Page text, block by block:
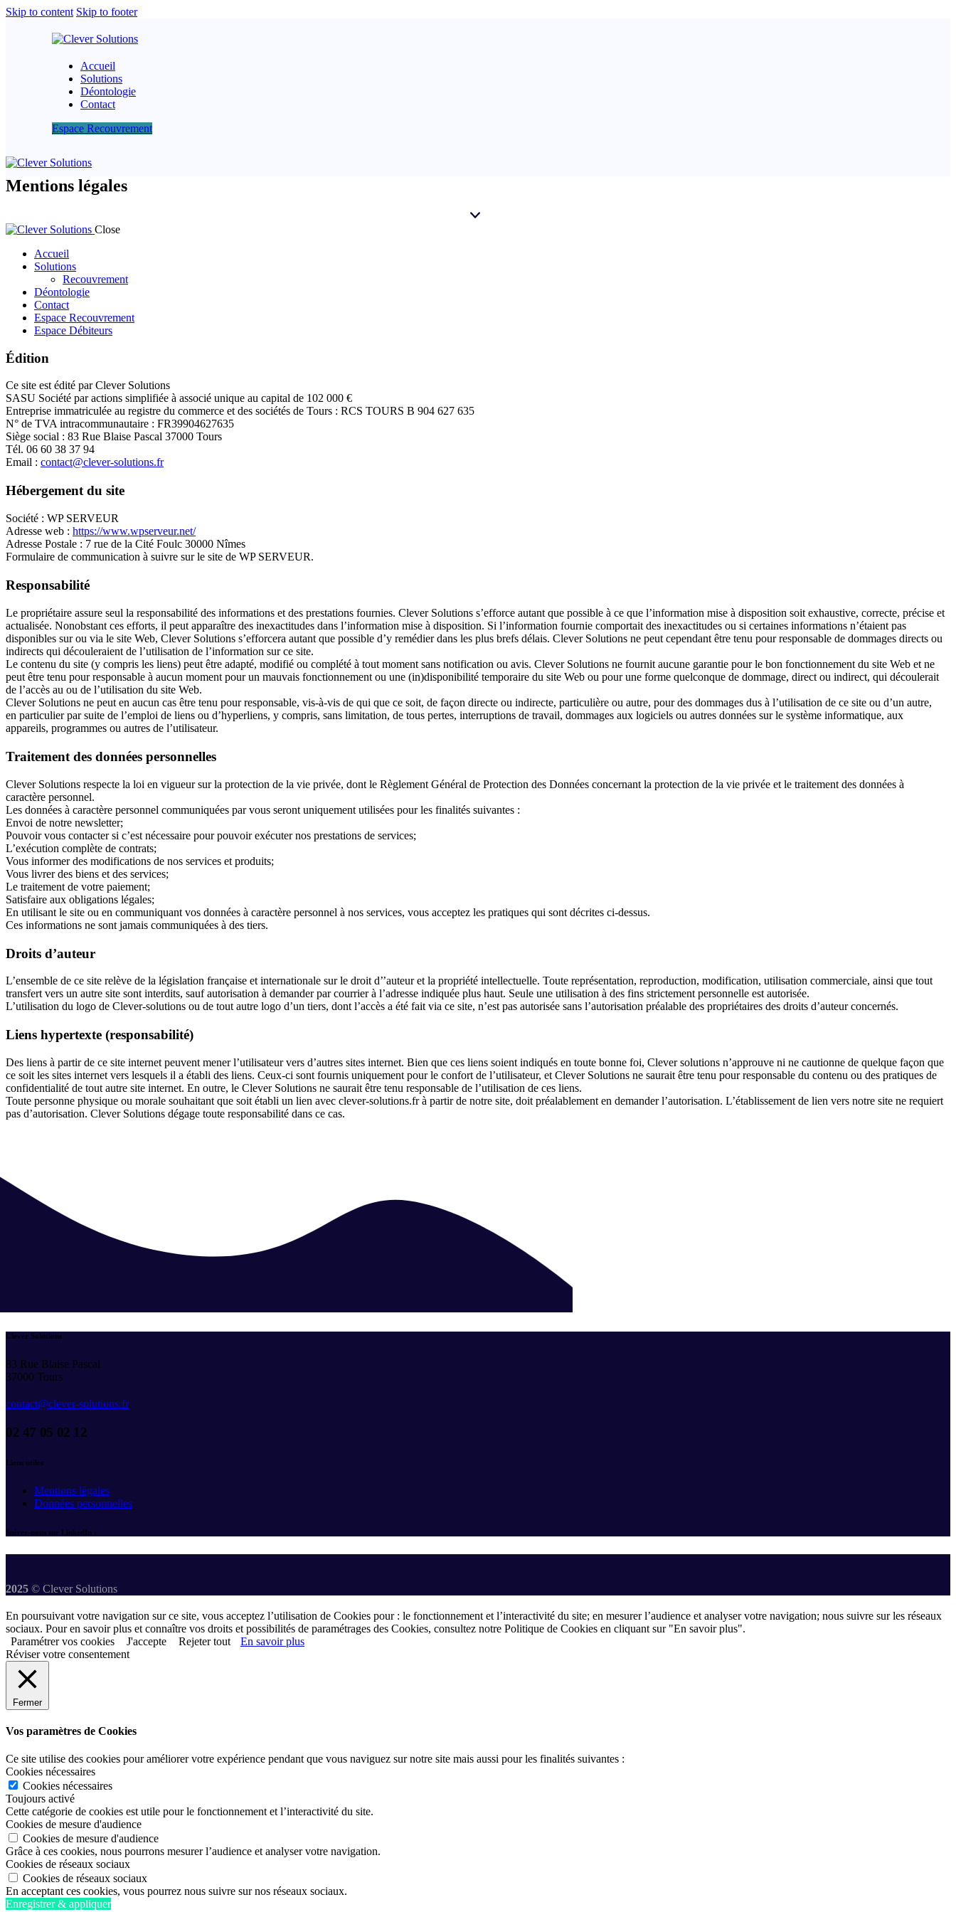
Skip to content Skip to footer
Accueil
Solutions
Déontologie
Contact
Espace Recouvrement
Mentions légales
Close
Accueil
Solutions
Recouvrement
Déontologie
Contact
Espace Recouvrement
Espace Débiteurs
Édition
Ce site est édité par Clever Solutions
SASU Société par actions simplifiée à associé unique au capital de 102 000 €
Entreprise immatriculée au registre du commerce et des sociétés de Tours : RCS TOURS B 904 627 635
N° de TVA intracommunautaire : FR39904627635
Siège social : 83 Rue Blaise Pascal 37000 Tours
Tél. 06 60 38 37 94
Email : contact@clever-solutions.fr
Hébergement du site
Société : WP SERVEUR
Adresse web : https://www.wpserveur.net/
Adresse Postale : 7 rue de la Cité Foulc 30000 Nîmes
Formulaire de communication à suivre sur le site de WP SERVEUR.
Responsabilité
Le propriétaire assure seul la responsabilité des informations et des prestations fournies. Clever Solutions s’efforce autant que possible à ce que l’information mise à disposition soit exhaustive, correcte, précise et
actualisée. Nonobstant ces efforts, il peut apparaître des inexactitudes dans l’information mise à disposition. Si l’information fournie comportait des inexactitudes ou si certaines informations n’étaient pas
disponibles sur ou via le site Web, Clever Solutions s’efforcera autant que possible d’y remédier dans les plus brefs délais. Clever Solutions ne peut cependant être tenu pour responsable de dommages directs ou
indirects qui découleraient de l’utilisation de l’information sur ce site.
Le contenu du site (y compris les liens) peut être adapté, modifié ou complété à tout moment sans notification ou avis. Clever Solutions ne fournit aucune garantie pour le bon fonctionnement du site Web et ne
peut être tenu pour responsable à aucun moment pour un mauvais fonctionnement ou une (in)disponibilité temporaire du site Web ou pour une forme quelconque de dommage, direct ou indirect, qui découlerait
de l’accès au ou de l’utilisation du site Web.
Clever Solutions ne peut en aucun cas être tenu pour responsable, vis-à-vis de qui que ce soit, de façon directe ou indirecte, particulière ou autre, pour des dommages dus à l’utilisation de ce site ou d’un autre,
en particulier par suite de l’emploi de liens ou d’hyperliens, y compris, sans limitation, de tous pertes, interruptions de travail, dommages aux logiciels ou autres données sur le système informatique, aux
appareils, programmes ou autres de l’utilisateur.
Traitement des données personnelles
Clever Solutions respecte la loi en vigueur sur la protection de la vie privée, dont le Règlement Général de Protection des Données concernant la protection de la vie privée et le traitement des données à
caractère personnel.
Les données à caractère personnel communiquées par vous seront uniquement utilisées pour les finalités suivantes :
Envoi de notre newsletter;
Pouvoir vous contacter si c’est nécessaire pour pouvoir exécuter nos prestations de services;
L’exécution complète de contrats;
Vous informer des modifications de nos services et produits;
Vous livrer des biens et des services;
Le traitement de votre paiement;
Satisfaire aux obligations légales;
En utilisant le site ou en communiquant vos données à caractère personnel à nos services, vous acceptez les pratiques qui sont décrites ci-dessus.
Ces informations ne sont jamais communiquées à des tiers.
Droits d’auteur
L’ensemble de ce site relève de la législation française et internationale sur le droit d’’auteur et la propriété intellectuelle. Toute représentation, reproduction, modification, utilisation commerciale, ainsi que tout
transfert vers un autre site sont interdits, sauf autorisation à demander par courrier à l’adresse indiquée plus haut. Seule une utilisation à des fins strictement personnelle est autorisée.
L’utilisation du logo de Clever-solutions ou de tout autre logo d’un tiers, dont l’accès a été fait via ce site, n’est pas autorisée sans l’autorisation préalable des propriétaires des droits d’auteur concernés.
Liens hypertexte (responsabilité)
Des liens à partir de ce site internet peuvent mener l’utilisateur vers d’autres sites internet. Bien que ces liens soient indiqués en toute bonne foi, Clever solutions n’approuve ni ne cautionne de quelque façon que
ce soit les sites internet vers lesquels il a établi des liens. Ceux-ci sont fournis uniquement pour le confort de l’utilisateur, et Clever Solutions ne saurait être tenu pour responsable du contenu ou des pratiques de
confidentialité de tout autre site internet. En outre, le Clever Solutions ne saurait être tenu responsable de l’utilisation de ces liens.
Toute personne physique ou morale souhaitant que soit établi un lien avec clever-solutions.fr à partir de notre site, doit préalablement en demander l’autorisation. L’établissement de lien vers notre site ne requiert
pas d’autorisation. Clever Solutions dégage toute responsabilité dans ce cas.
Clever Solutions
83 Rue Blaise Pascal
37000 Tours
contact@clever-solutions.fr
02 47 05 02 12
Liens utiles
Mentions légales
Données personnelles
Suivez-nous sur LinkedIn :
2025 © Clever Solutions
En poursuivant votre navigation sur ce site, vous acceptez l’utilisation de Cookies pour : le fonctionnement et l’interactivité du site; en mesurer l’audience et analyser votre navigation; nous suivre sur les réseaux
sociaux. Pour en savoir plus et connaître vos droits et possibilités de paramétrages des Cookies, consultez notre Politique de Cookies en cliquant sur "En savoir plus".
Paramétrer vos cookies
J'accepte Rejeter tout
En savoir plus
Réviser votre consentement
Fermer
Vos paramètres de Cookies
Ce site utilise des cookies pour améliorer votre expérience pendant que vous naviguez sur notre site mais aussi pour les finalités suivantes :
Cookies nécessaires
Cookies nécessaires
Toujours activé
Cette catégorie de cookies est utile pour le fonctionnement et l’interactivité du site.
Cookies de mesure d'audience
Cookies de mesure d'audience
Grâce à ces cookies, nous pourrons mesurer l’audience et analyser votre navigation.
Cookies de réseaux sociaux
Cookies de réseaux sociaux
En acceptant ces cookies, vous pourrez nous suivre sur nos réseaux sociaux.
Enregistrer & appliquer